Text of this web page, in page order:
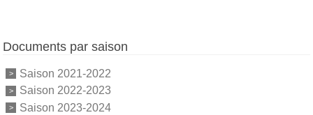
Documents par saison
Saison 2021-2022
Saison 2022-2023
Saison 2023-2024